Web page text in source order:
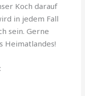
Koch darauf
in jedem Fall
sein. Gerne
Heimatlandes!